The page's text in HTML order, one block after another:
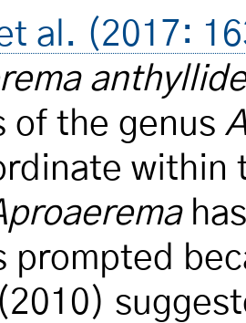
al. (2017:
of the genus
within
prompted